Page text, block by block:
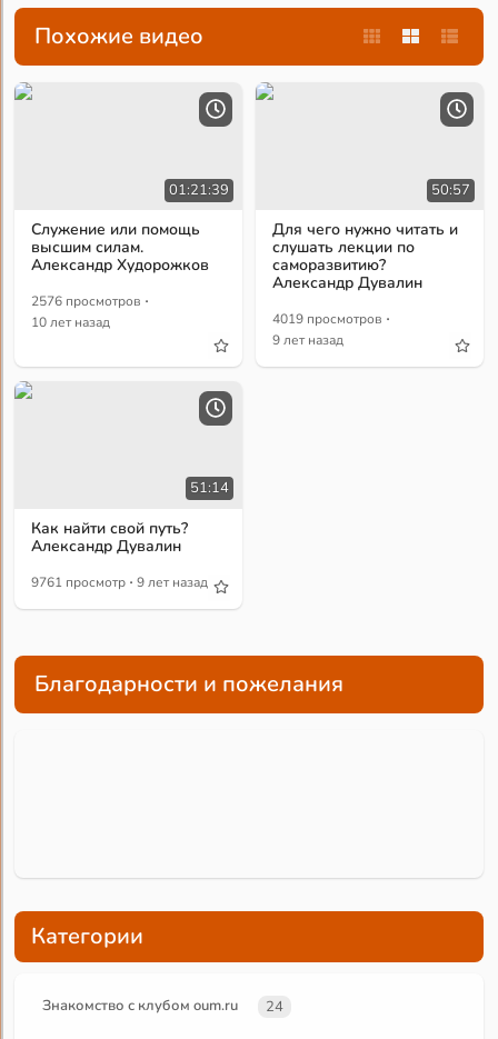
Похожие видео
01:21:39
Служение или помощь
высшим силам.
Александр Худорожков
2576 просмотров ·
10 лет назад
50:57
Для чего нужно читать и
слушать лекции по
саморазвитию?
Александр Дувалин
4019 просмотров ·
9 лет назад
51:14
Как найти свой путь?
Александр Дувалин
9761 просмотр · 9 лет назад
Благодарности и пожелания
Категории
Знакомство с клубом oum.ru 24